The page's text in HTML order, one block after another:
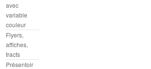
avec
variable
couleur
Flyers,
affiches,
tracts
Présentoir